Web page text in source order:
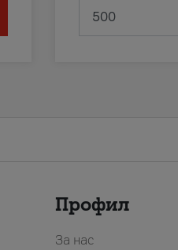
Профил
За нас